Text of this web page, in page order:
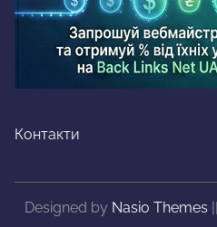
Контакти
Designed by Nasio Themes ||